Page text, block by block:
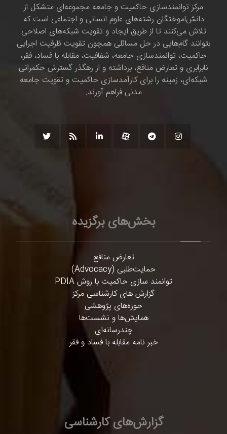
مرکز توانمندسازی حاکمیت و جامعه مجموعه‌ای متشکل از
دانش‌اموختگان رشته‌های علوم انسانی و اجتماعی است که
تلاش می‌کنند تا از طریق ایجاد و تقویت شبکه‌های اصلاحی
بتوانند گام‌هایی در حل مسائلی همچون تقویت ظرفیت اجرایی
حاکمیت، توانمندسازی جامعه، شفافیت، مقابله با فساد، فقر،
نابرابری و تعارض منافع، برداشته و از رهگذر گسترش حکمرانی
شبکه‌ای، زمینه را برای کارآمدسازی حاکمیت و تقویت جامعه
مدنی فراهم آورند.
بخش‌های برگزیده
تعارض منافع
حمایت‌طلبی (Advocacy)
توانمند سازی حاکمیت با روش PDIA
گزارش های کارشناسی مرکز
حوزه‌های پژوهشی
همایش‌ها و نشست‌ها
چندرسانه‌ای
خبر نامه مقابله با فساد و فقر
گزارش‌های کارشناسی